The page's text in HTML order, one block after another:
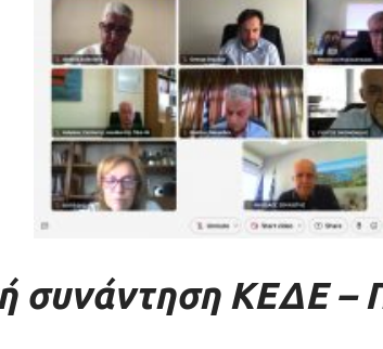
συνάντηση ΚΕΔΕ